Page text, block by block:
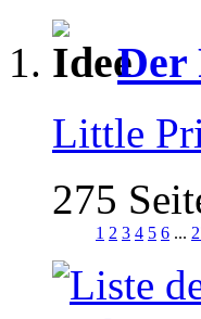
Der
Little
275
1 2 3 4 5 6 ...